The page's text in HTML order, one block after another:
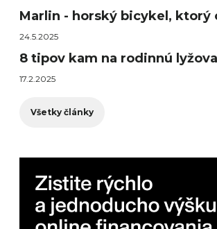
Marlin - horský bicykel, ktorý
24.5.2025
8 tipov kam na rodinnú
17.2.2025
Všetky články